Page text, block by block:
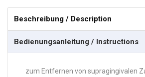
Beschreibung / Description
Bedienungsanleitung / Instructions
zum Entfernen von supragingivalen